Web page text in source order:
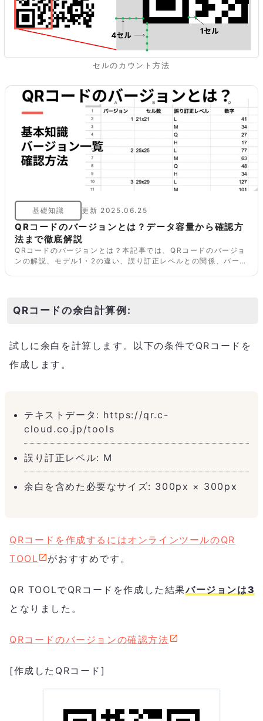
セルのカウント方法
基礎知識 更新 2025.06.25
QRコードのバージョンとは？データ容量から確認方
法まで徹底解説
QRコードのバージョンとは？本記事では、QRコードのバージョ
ンの解説、モデル1・2の違い、誤り訂正レベルとの関係、バージ
QRコードの余白計算例:
試しに余白を計算します。以下の条件でQRコードを
作成します。
テキストデータ: https://qr.c-
cloud.co.jp/tools
誤り訂正レベル: M
余白を含めた必要なサイズ: 300px × 300px
QRコードを作成するにはオンラインツールのQR
TOOL
がおすすめです。
QR TOOLでQRコードを作成した結果バージョンは3
となりました。
QRコードのバージョンの確認方法
[作成したQRコード]